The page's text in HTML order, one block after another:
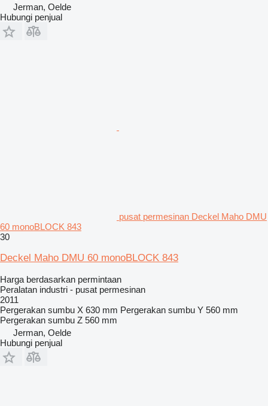
Jerman, Oelde
Hubungi penjual
pusat permesinan Deckel Maho DMU
60 monoBLOCK 843
30
Deckel Maho DMU 60 monoBLOCK 843
Harga berdasarkan permintaan
Peralatan industri - pusat permesinan
2011
Pergerakan sumbu X 630 mm Pergerakan sumbu Y 560 mm
Pergerakan sumbu Z 560 mm
Jerman, Oelde
Hubungi penjual